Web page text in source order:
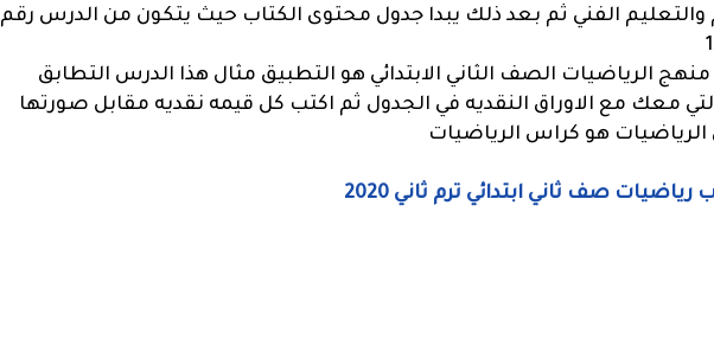
والتعليم الفني ثم بعد ذلك يبدا جدول محتوى الكتاب حيث يتكون من الدرس رقم
الرياضيات الصف الثاني الابتدائي هو التطبيق مثال هذا الدرس التطابق
التي معك مع الاوراق النقديه في الجدول ثم اكتب كل قيمه نقديه مقابل صورتها
الرياضيات هو كراس الرياضيات
صف ثاني ابتدائي ترم ثاني 2020